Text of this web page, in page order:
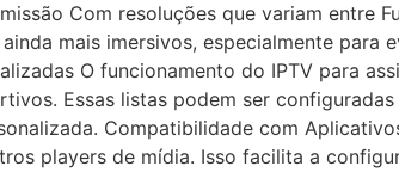
Com resoluções que variam entre
mais imersivos, especialmente
O funcionamento do IPTV para
Essas listas podem ser
Compatibilidade com
players de mídia. Isso facilita a